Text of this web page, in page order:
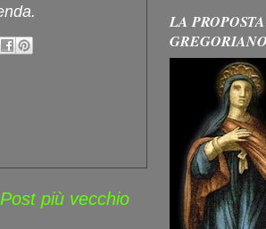
Post più vecchio
LA